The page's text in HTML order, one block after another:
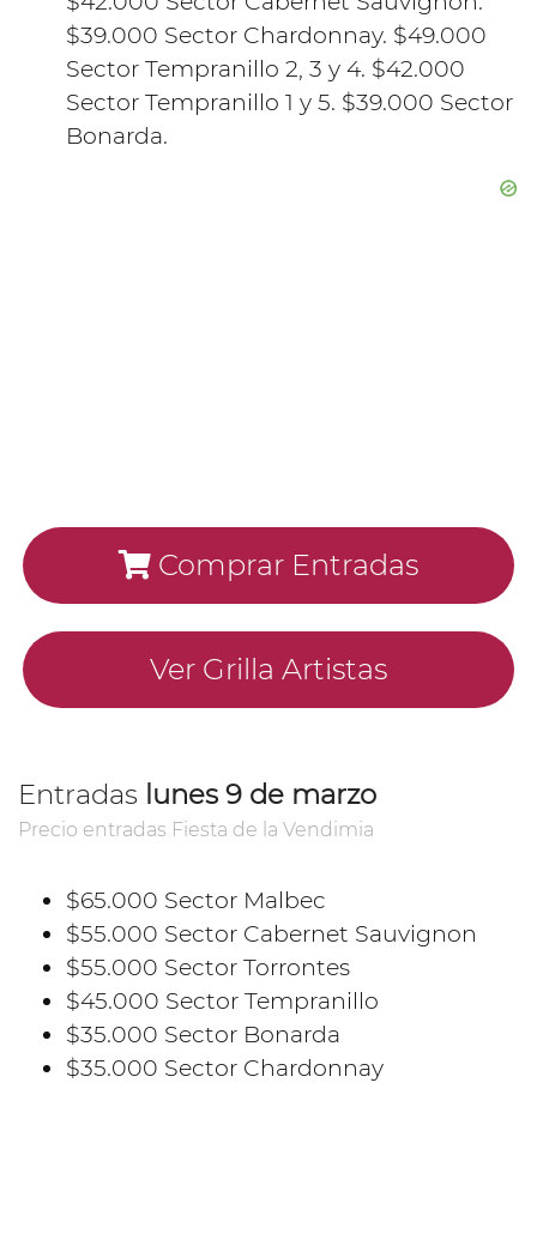
$39.000 Sector Chardonnay. $49.000
Sector Tempranillo 2, 3 y 4. $42.000
Sector Tempranillo 1 y 5. $39.000 Sector
Bonarda.
Comprar Entradas
Ver Grilla Artistas
Entradas lunes 9 de marzo
Precio entradas Fiesta de la Vendimia
$65.000 Sector Malbec
$55.000 Sector Cabernet Sauvignon
$55.000 Sector Torrontes
$45.000 Sector Tempranillo
$35.000 Sector Bonarda
$35.000 Sector Chardonnay